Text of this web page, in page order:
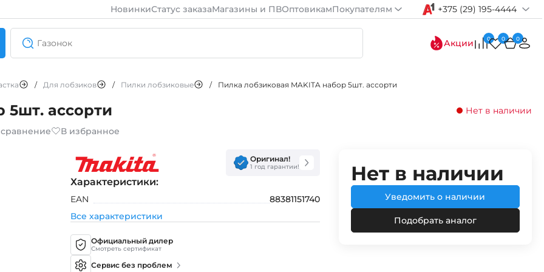
НовинкиСтатус заказаМагазины и ПВОптовикамПокупателям +375 (29) 195-4444
Акции 0 0 0
/ Для лобзиков / Пилки лобзиковые / Пилка лобзиковая MAKITA набор 5шт. ассорти
5шт. ассорти
Нет в наличии
В избранное
Оригинал!
1 год гарантии!
Характеристики:
EAN
88381151740
Все характеристики
Официальный дилер
Смотреть сертификат
Сервис без проблем
Нет в наличии
Уведомить о наличии
Подобрать аналог